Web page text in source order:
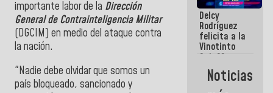
importante labor de la Dirección
General de Contrainteligencia Militar
(DGCIM) en medio del ataque contra
la nación.
"Nadie debe olvidar que somos un
país bloqueado, sancionado y
en el
Aeropuerto
Internacional
de
Maiquetía
Delcy
Rodríguez
felicita a la
Vinotinto
Sub 20
campeona
frente
México Sub
Noticias